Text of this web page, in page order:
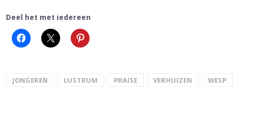
Deel het met iedereen
JONGEREN LUSTRUM PRAISE VERHUIZEN WESP